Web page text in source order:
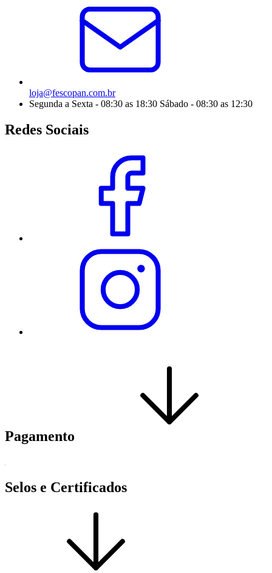
loja@fescopan.com.br
Segunda a Sexta - 08:30 as 18:30 Sábado - 08:30 as 12:30
Redes Sociais
Pagamento
Selos e Certificados